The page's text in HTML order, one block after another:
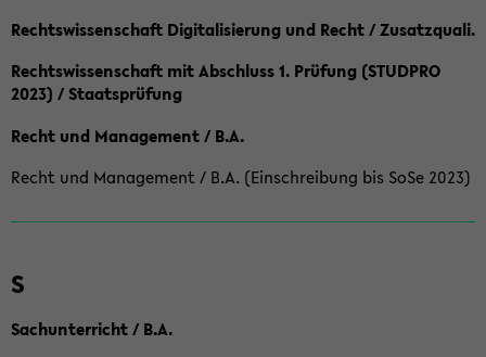
Rechtswissenschaft Digitalisierung und Recht / Zusatzquali.
Rechtswissenschaft mit Abschluss 1. Prüfung (STUDPRO
2023) / Staatsprüfung
Recht und Management / B.A.
Recht und Management / B.A. (Einschreibung bis SoSe 2023)
S
Sachunterricht / B.A.